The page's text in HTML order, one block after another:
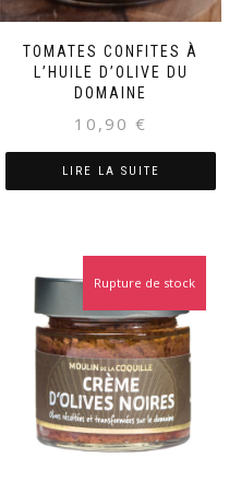
TOMATES CONFITES À
L’HUILE D’OLIVE DU
DOMAINE
10,90 €
LIRE LA SUITE
Rupture de stock